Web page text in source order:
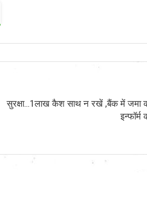
सुरक्षा…1लाख कैश साथ न रखें ,बैंक में जमा